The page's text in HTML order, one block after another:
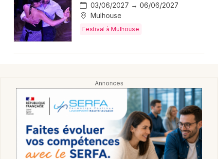
Spectacles
Concerts
Sports
Sorties famille
Expos
Sorties & loisirs
Nantes
Nice
Paris
Toutes les villes
03/06/2027 → 06/06/2027
Mulhouse
Festival à Mulhouse